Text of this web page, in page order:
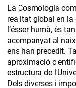
La Cosmologia
realitat global en la
l’ésser humà, és
acompanyat al
ens han precedit.
aproximació
estructura de
Dels diverses i